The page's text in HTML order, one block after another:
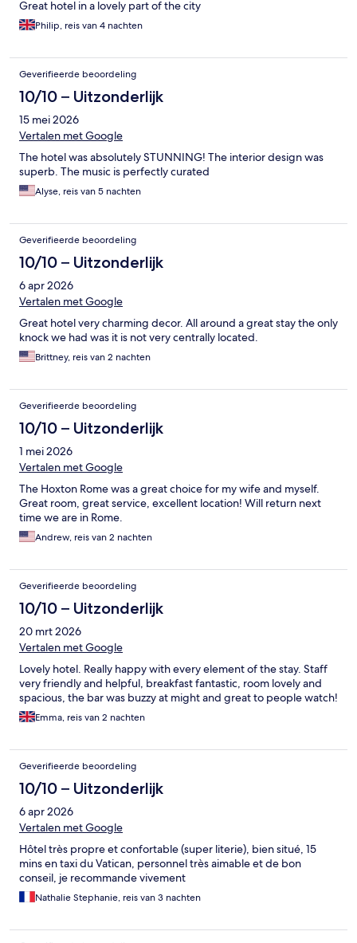
Great hotel in a lovely part of the city
Philip, reis van 4 nachten
Geverifieerde beoordeling
10/10 – Uitzonderlijk
15 mei 2026
Vertalen met Google
The hotel was absolutely STUNNING! The interior design was
superb. The music is perfectly curated
Alyse, reis van 5 nachten
Geverifieerde beoordeling
10/10 – Uitzonderlijk
6 apr 2026
Vertalen met Google
Great hotel very charming decor. All around a great stay the only
knock we had was it is not very centrally located.
Brittney, reis van 2 nachten
Geverifieerde beoordeling
10/10 – Uitzonderlijk
1 mei 2026
Vertalen met Google
The Hoxton Rome was a great choice for my wife and myself.
Great room, great service, excellent location! Will return next
time we are in Rome.
Andrew, reis van 2 nachten
Geverifieerde beoordeling
10/10 – Uitzonderlijk
20 mrt 2026
Vertalen met Google
Lovely hotel. Really happy with every element of the stay. Staff
very friendly and helpful, breakfast fantastic, room lovely and
spacious, the bar was buzzy at might and great to people watch!
Emma, reis van 2 nachten
Geverifieerde beoordeling
10/10 – Uitzonderlijk
6 apr 2026
Vertalen met Google
Hôtel très propre et confortable (super literie), bien situé, 15
mins en taxi du Vatican, personnel très aimable et de bon
conseil, je recommande vivement
Nathalie Stephanie, reis van 3 nachten